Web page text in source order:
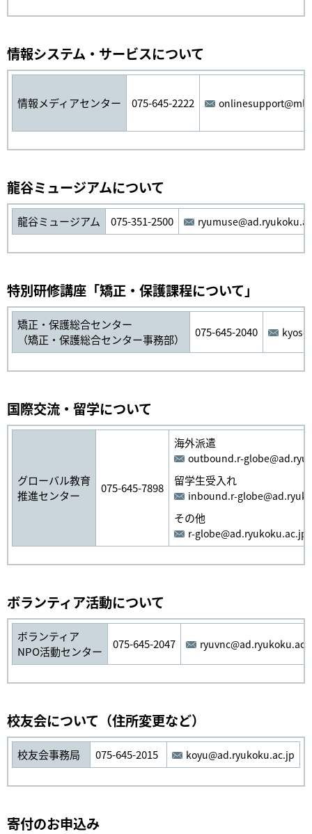
情報システム・サービスについて
情報メディアセンター 075-645-2222
龍谷ミュージアムについて
龍谷ミュージアム 075-351-2500
特別研修講座「矯正・保護課程について」
矯正・保護総合センター
（矯正・保護総合センター事務部）
075-645-2040
国際交流・留学について
グローバル教育
推進センター
075-645-7898
海外派遣
outbound.r-
留学生受入れ
inbound.r-
その他
r-globe@ad.ryukoku.ac.jp
ボランティア活動について
ボランティア
NPO活動センター
075-645-2047
校友会について（住所変更など）
校友会事務局 075-645-2015 koyu@ad.ryukoku.ac.jp
寄付のお申込み